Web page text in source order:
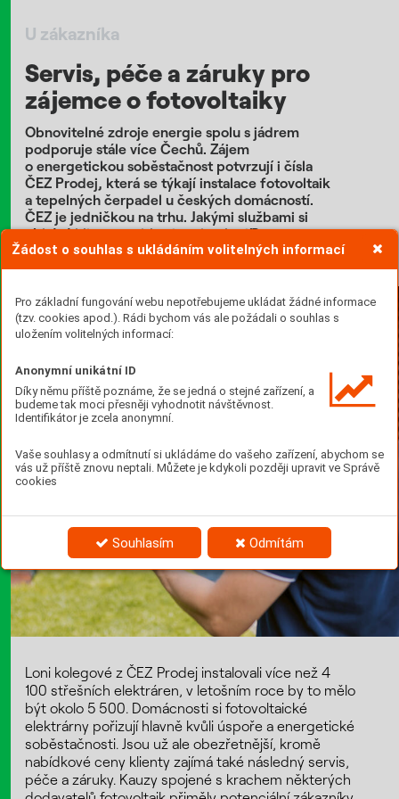
Žádost o souhlas s ukládáním volitelných informací
Pro základní fungování webu nepotřebujeme ukládat žádné informace
(tzv. cookies apod.). Rádi bychom vás ale požádali o souhlas s
uložením volitelných informací:
Anonymní unikátní ID
Díky němu příště poznáme, že se jedná o stejné zařízení, a
budeme tak moci přesněji vyhodnotit návštěvnost.
Identifikátor je zcela anonymní.
Vaše souhlasy a odmítnutí si ukládáme do vašeho zařízení, abychom se
vás už příště znovu neptali. Můžete je kdykoli později upravit ve Správě
cookies
Souhlasím Odmítám
U zákazníka
Servis, péče a záruky pro
zájemce o fotovoltaiky
Obnovitelné zdroje energie spolu s jádrem
podporuje stále více Čechů. Zájem
o energetickou soběstačnost potvrzují i čísla
ČEZ Prodej, která se týkají instalace fotovoltaik
a tepelných čerpadel u českých domácností.
ČEZ je jedničkou na trhu. Jakými službami si
získává klienty v oblasti technologií?
Text: Kateřina Militká Foto: Jan Malý
Loni kolegové z ČEZ Prodej instalovali více než 4
100 střešních elektráren, v letošním roce by to mělo
být okolo 5 500. Domácnosti si fotovoltaické
elektrárny pořizují hlavně kvůli úspoře a energetické
soběstačnosti. Jsou už ale obezřetnější, kromě
nabídkové ceny klienty zajímá také následný servis,
péče a záruky. Kauzy spojené s krachem některých